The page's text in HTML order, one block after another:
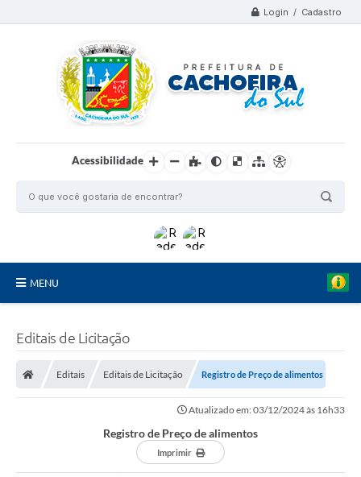
Login / Cadastro
Acessibilidade
MENU
Conselhos Municipais
Editais de Licitação
Editais Editais de Licitação Registro de Preço de alimentos
Atualizado em: 03/12/2024 às 16h33
Registro de Preço de alimentos
Imprimir